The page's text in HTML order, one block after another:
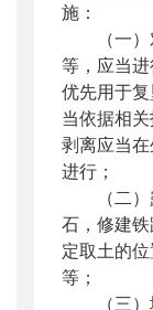
施：
（一）对
等，应当进
优先用于
当依据相
剥离应当
进行；
（二）露
石，修建
定取土的
等；
（三）地